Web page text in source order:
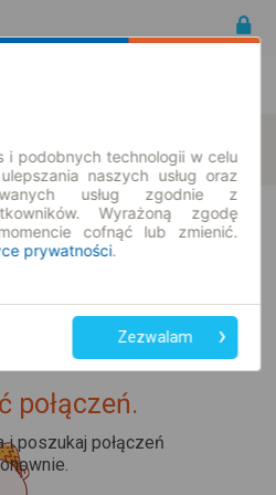
zmień kryteria
udało nam się
połączeń.
i poszukaj połączeń
i podobnych technologii w celu
naszych usług oraz
usług zgodnie z
Wyrażoną zgodę
cofnąć lub zmienić.
prywatności.
Zezwalam